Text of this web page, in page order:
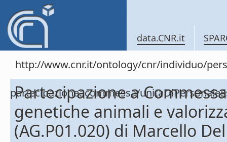
data.CNR.it
http://www.cnr.it/ontology/cnr/individuo/
partecipazioneacommessa/
Partecipazione a
genetiche animali e
(AG.P01.020) di Marcello